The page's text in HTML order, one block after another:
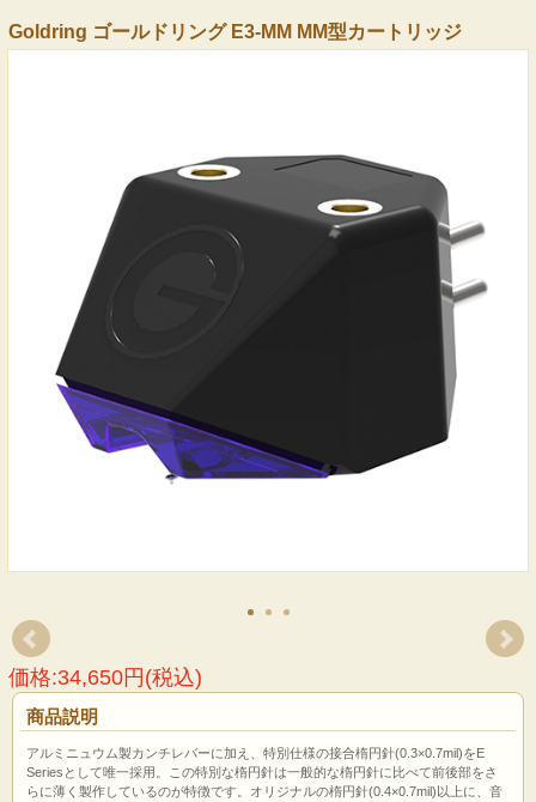
Goldring ゴールドリング E3-MM MM型カートリッジ
価格:34,650円(税込)
商品説明
アルミニュウム製カンチレバーに加え、特別仕様の接合楕円針(0.3×0.7mil)をE
Seriesとして唯一採用。この特別な楕円針は一般的な楕円針に比べて前後部をさ
らに薄く製作しているのが特徴です。オリジナルの楕円針(0.4×0.7mil)以上に、音